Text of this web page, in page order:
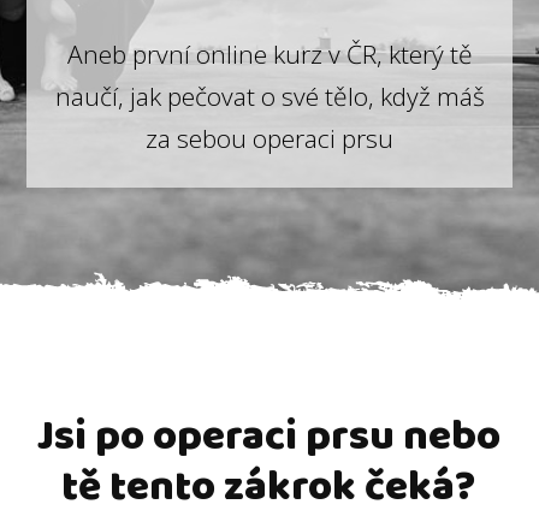
Aneb první online kurz v ČR, který tě
naučí, jak pečovat o své tělo, když máš
za sebou operaci prsu
Jsi po operaci prsu nebo
tě tento zákrok čeká?